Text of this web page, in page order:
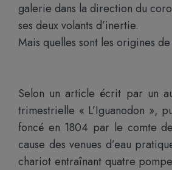
galerie dans la direction du
ses deux volants d’inertie.
Mais quelles sont les origines
Selon un article écrit par un
trimestrielle « L’Iguanodon »,
foncé en 1804 par le comte
cause des venues d’eau
chariot entraînant quatre